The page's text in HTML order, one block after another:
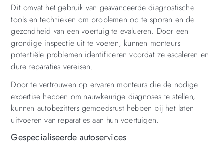
Dit omvat het gebruik van geavanceerde diagnostische
tools en technieken om problemen op te sporen en de
gezondheid van een voertuig te evalueren. Door een
grondige inspectie uit te voeren, kunnen monteurs
potentiële problemen identificeren voordat ze escaleren en
dure reparaties vereisen.
Door te vertrouwen op ervaren monteurs die de nodige
expertise hebben om nauwkeurige diagnoses te stellen,
kunnen autobezitters gemoedsrust hebben bij het laten
uitvoeren van reparaties aan hun voertuigen.
Gespecialiseerde autoservices